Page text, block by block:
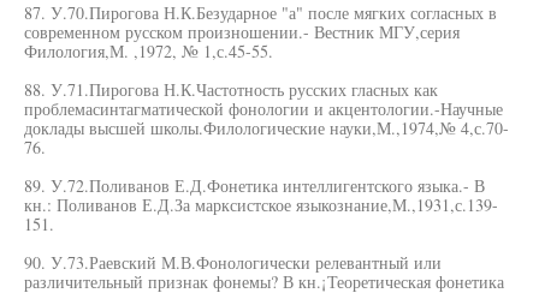
87. У.70.Пирогова Н.К.Безударное "а" после мягких согласных в
современном русском произношении.- Вестник МГУ,серия
Филология,М. ,1972, № 1,с.45-55.
88. У.71.Пирогова Н.К.Частотность русских гласных как
проблемасинтагматической фонологии и акцентологии.-Научные
доклады высшей школы.Филологические науки,М.,1974,№ 4,с.70-
76.
89. У.72.Поливанов Е.Д.Фонетика интеллигентского языка.- В
кн.: Поливанов Е.Д.За марксистское языкознание,М.,1931,с.139-
151.
90. У.73.Раевский М.В.Фонологически релевантный или
различительный признак фонемы? В кн.¡Теоретическая фонетика